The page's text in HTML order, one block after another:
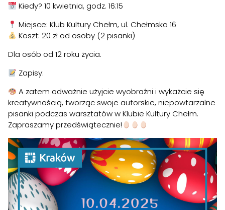
Kiedy? 10 kwietnia, godz. 16:15
Miejsce: Klub Kultury Chełm, ul. Chełmska 16
Koszt: 20 zł od osoby (2 pisanki)
Dla osób od 12 roku życia.
Zapisy:
A zatem odważnie użyjcie wyobraźni i wykażcie się
kreatywnością, tworząc swoje autorskie, niepowtarzalne
pisanki podczas warsztatów w Klubie Kultury Chełm.
Zapraszamy przedświątecznie!